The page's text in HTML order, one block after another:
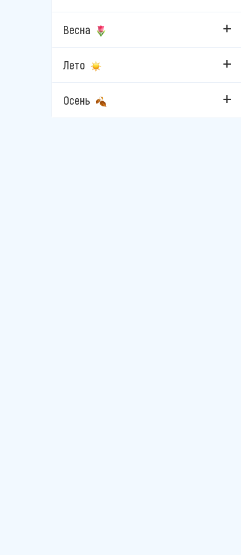
Свети-Стефан
Сутоморе
Тиват
Весна
Лето
Осень